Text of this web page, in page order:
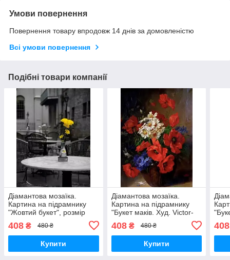
Умови повернення
Повернення товару впродовж 14 днів за домовленістю
Всі умови повернення
Подібні товари компанії
Діамантова мозаїка.
Картина на підрамнику
"Жовтий букет", розмір
408 ₴ 480 ₴
Купити
Діамантова мозаїка.
Картина на підрамнику
"Букет маків. Худ. Victor-
Leopold Berthier", розмір
40х30 см
408₴ 480 ₴
Купити
408